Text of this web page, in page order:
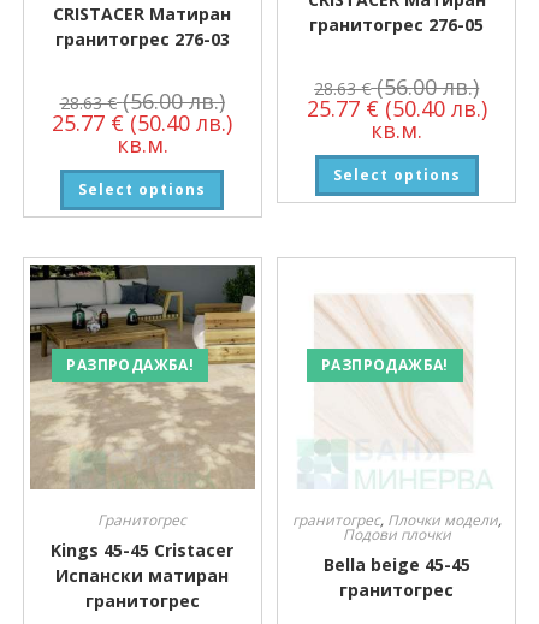
CRISTACER Матиран
гранитогрес 276-03
28.63€ (56.00 лв.)
25.77 € (50.40 лв.)
кв.м.
Select options
гранитогрес 276-05
28.63€ (56.00 лв.)
25.77 € (50.40 лв.)
кв.м.
Select options
РАЗПРОДАЖБА!
Гранитогрес
Kings 45-45 Cristacer
Испански матиран
гранитогрес
РАЗПРОДАЖБА!
гранитогрес, Плочки модели,
Подови плочки
Bella beige 45-45
гранитогрес